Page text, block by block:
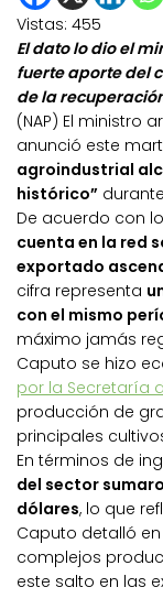
Vistas: 455
El dato lo dio el
fuerte aporte del
de la
(NAP) El ministro
anunció este
agroindustrial
histórico”
De acuerdo con
cuenta en la red
exportado
cifra representa
con el mismo
máximo jamás
Caputo se hizo
por la Secretaría
producción de
principales
En términos de
del sector
dólares, lo que
Caputo detalló
complejos
este salto en las